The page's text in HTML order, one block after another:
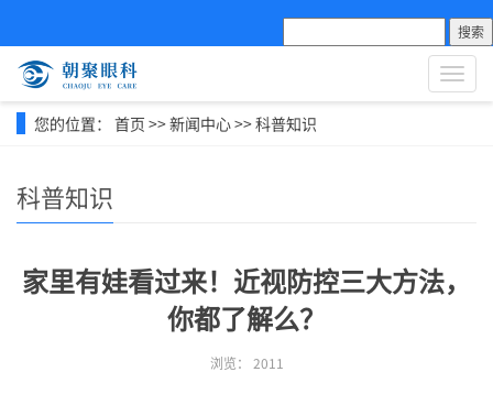
搜索
导
航
您的位置： 首页 >>新闻中心>>科普知识
科普知识
家里有娃看过来！近视防控三大方法，
你都了解么？
浏览： 2011